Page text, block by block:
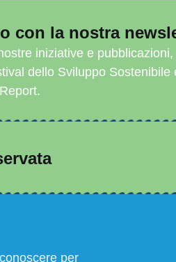
con la nostra
iniziative e
dello Sviluppo Sostenibile
per